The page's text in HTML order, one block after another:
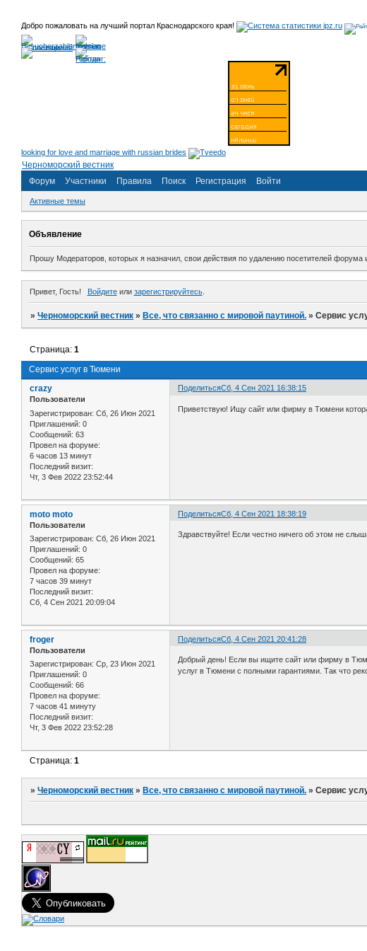
Добро пожаловать на лучший портал Краснодарского края!
looking for love and marriage with russian brides
Черноморский вестник
Форум
Участники Правила Поиск Регистрация Войти
Активные темы
Объявление
Прошу Модераторов, которых я назначил, свои действия по удалению посетителей
Привет, Гость! Войдитеили зарегистрируйтесь.
»Черноморский вестник » Все, что связанно с мировой паутиной. »Сервис
Сервис услуг в Тюмени
Страница:1
ПоделитьсяСб, 4 Сен 2021 16:38:15
crazy
Пользователи
Зарегистрирован: Сб, 26 Июн 2021
Приглашений: 0
Сообщений: 63
Провел на форуме:
6 часов 13 минут
Последний визит:
Чт, 3 Фев 2022 23:52:44
Приветствую! Ищу сайт или фирму в Тюмени
ПоделитьсяСб, 4 Сен 2021 18:38:19
moto moto
Пользователи
Зарегистрирован: Сб, 26 Июн 2021
Приглашений: 0
Сообщений: 65
Провел на форуме:
7 часов 39 минут
Последний визит:
Сб, 4 Сен 2021 20:09:04
Здравствуйте! Если честно ничего об этом не
ПоделитьсяСб, 4 Сен 2021 20:41:28
froger
Пользователи
Зарегистрирован: Ср, 23 Июн 2021
Приглашений: 0
Сообщений: 66
Провел на форуме:
7 часов 41 минуту
Последний визит:
Чт, 3 Фев 2022 23:52:28
Добрый день! Если вы ищите сайт или фирму в
услуг в Тюмени с полными гарантиями. Так что
Страница:1
»Черноморский вестник »Все, что связанно с мировой паутиной. »Сервис